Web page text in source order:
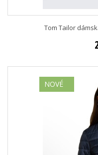
Tom Tailor
NOVÉ